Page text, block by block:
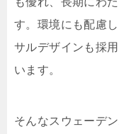
す。環境にも配慮
サルデザインも採
います。
そんなスウェーデ